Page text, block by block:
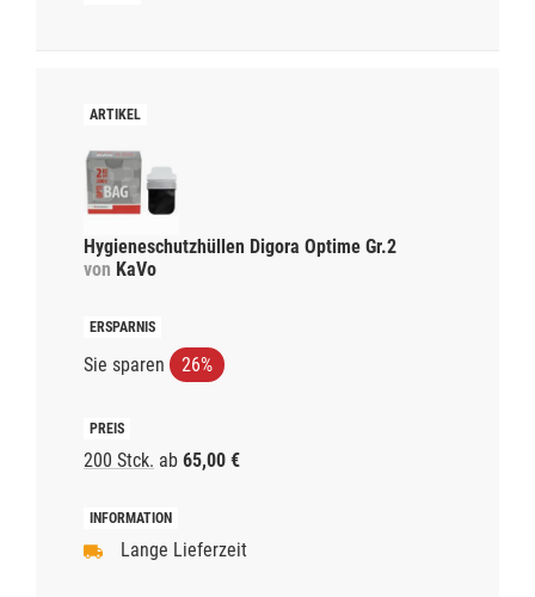
Hygieneschutzhüllen Digora Optime Gr.2
von KaVo
Sie sparen 26%
200 Stck. ab 65,00 €
Lange Lieferzeit